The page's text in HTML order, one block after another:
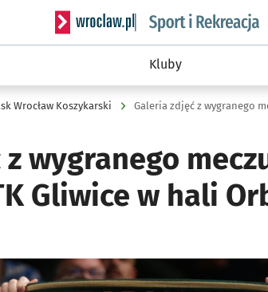
Serwis informacyjny wroclaw.pl
Kluby
Wrocław Koszykarski Galeria zdjęć z wygranego
wygranego
Gliwice w hali